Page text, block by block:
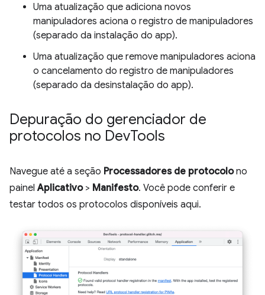
Uma atualização que adiciona novos
manipuladores aciona o registro de manipuladores
(separado da instalação do app).
Uma atualização que remove manipuladores aciona
o cancelamento do registro de manipuladores
(separado da desinstalação do app).
Depuração do gerenciador de
protocolos no DevTools
Navegue até a seção Processadores de protocolono
painelAplicativo> Manifesto. Você pode conferir e
testar todos os protocolos disponíveis aqui.